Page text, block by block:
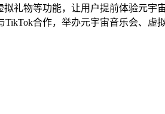
礼物等功能，让用户提前体验元宇宙
合作，举办元宇宙音乐会、虚